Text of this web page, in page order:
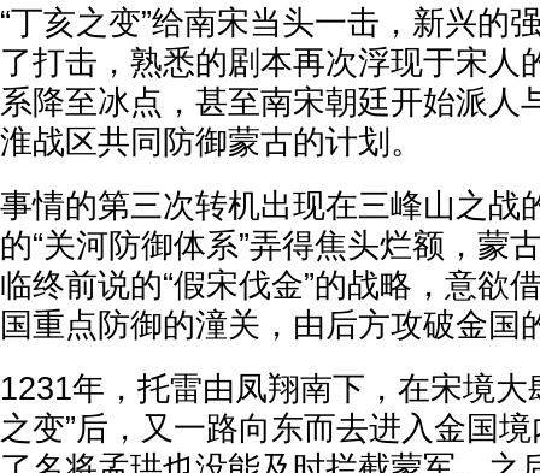
“丁亥之变”给南宋当头一击，新兴的
了打击，熟悉的剧本再次浮现于宋人
系降至冰点，甚至南宋朝廷开始派人
淮战区共同防御蒙古的计划。
事情的第三次转机出现在三峰山之战
的“关河防御体系”弄得焦头烂额，蒙
临终前说的“假宋伐金”的战略，意欲
国重点防御的潼关，由后方攻破金国
1231年，托雷由凤翔南下，在宋境大
之变”后，又一路向东而去进入金国